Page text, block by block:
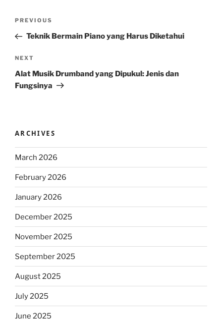
Previous
Post
PREVIOUS
Teknik Bermain Piano yang Harus Diketahui
Next
Post
NEXT
Alat Musik Drumband yang Dipukul: Jenis dan
Fungsinya
ARCHIVES
March 2026
February 2026
January 2026
December 2025
November 2025
September 2025
August 2025
July 2025
June 2025